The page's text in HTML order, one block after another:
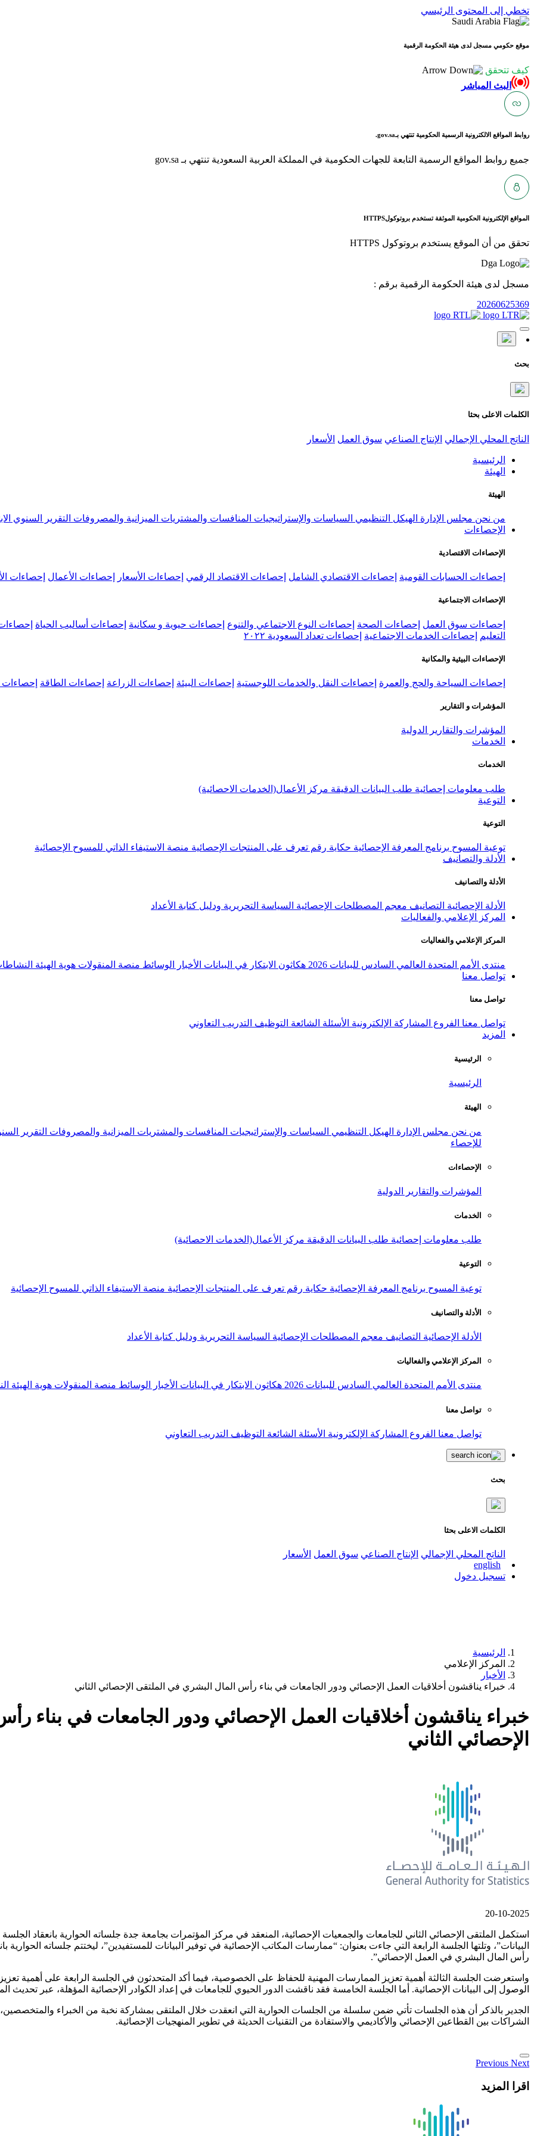
تخطي إلى المحتوى الرئيسي
موقع حكومي مسجل لدى هيئة الحكومة الرقمية
كيف تتحقق
البث المباشر
روابط المواقع الالكترونية الرسمية الحكومية تنتهي بـgov.sa.
جميع روابط المواقع الرسمية التابعة للجهات الحكومية في المملكة العربية السعودية تنتهي بـ gov.sa
المواقع الإلكترونية الحكومية الموثقة تستخدم بروتوكولHTTPS
تحقق من أن الموقع يستخدم بروتوكول HTTPS
مسجل لدى هيئة الحكومة الرقمية برقم :
20260625369
بحث
الكلمات الاعلى بحثا
الناتج المحلي الإجمالي الإنتاج الصناعي سوق العمل الأسعار
الرئيسية
الهيئة
الهيئة
من نحن مجلس الإدارة الهيكل التنظيمي السياسات والإستراتيجيات المنافسات والمشتريات الميزانية والمصروفات التقرير السنوي
الإحصاءات
الإحصاءات الاقتصادية
إحصاءات الحسابات القومية إحصاءات الاقتصادي الشامل إحصاءات الاقتصاد الرقمي إحصاءات الأسعار إحصاءات الأعمال إحصاءات
الإحصاءات الاجتماعية
إحصاءات سوق العمل إحصاءات الصحة إحصاءات النوع الاجتماعي والتنوع إحصاءات حيوية و سكانية إحصاءات أساليب الحياة
التعليم
إحصاءات الخدمات الاجتماعية إحصاءات تعداد السعودية ٢٠٢٢
الإحصاءات البيئية والمكانية
إحصاءات السياحة والحج والعمرة إحصاءات النقل والخدمات اللوجستية إحصاءات البيئة إحصاءات الزراعة إحصاءات الطاقة إحصاءات
المؤشرات و التقارير
المؤشرات والتقارير الدولية
الخدمات
الخدمات
طلب معلومات إحصائية طلب البيانات الدقيقة مركز الأعمال(الخدمات الاحصائية)
التوعية
التوعية
توعية المسوح برنامج المعرفة الإحصائية حكاية رقم تعرف على المنتجات الإحصائية منصة الاستيفاء الذاتي للمسوح الإحصائية
الأدلة والتصانيف
الأدلة والتصانيف
الأدلة الإحصائية التصانيف معجم المصطلحات الإحصائية السياسة التحريرية ودليل كتابة الأعداد
المركز الإعلامي والفعاليات
المركز الإعلامي والفعاليات
منتدى الأمم المتحدة العالمي السادس للبيانات 2026 هكاثون الابتكار في البيانات الأخبار الوسائط منصة المنقولات هوية الهيئة
تواصل معنا
تواصل معنا
تواصل معنا الفروع المشاركة الإلكترونية الأسئلة الشائعة التوظيف التدريب التعاوني
المزيد
الرئيسية
الرئيسية
الهيئة
من نحن مجلس الإدارة الهيكل التنظيمي السياسات والإستراتيجيات المنافسات والمشتريات الميزانية والمصروفات التقرير
للإحصاء
الإحصاءات
المؤشرات والتقارير الدولية
الخدمات
طلب معلومات إحصائية طلب البيانات الدقيقة مركز الأعمال(الخدمات الاحصائية)
التوعية
توعية المسوح برنامج المعرفة الإحصائية حكاية رقم تعرف على المنتجات الإحصائية منصة الاستيفاء الذاتي للمسوح الإحصائية
الأدلة والتصانيف
الأدلة الإحصائية التصانيف معجم المصطلحات الإحصائية السياسة التحريرية ودليل كتابة الأعداد
المركز الإعلامي والفعاليات
منتدى الأمم المتحدة العالمي السادس للبيانات 2026 هكاثون الابتكار في البيانات الأخبار الوسائط منصة المنقولات هوية الهيئة
تواصل معنا
تواصل معنا الفروع المشاركة الإلكترونية الأسئلة الشائعة التوظيف التدريب التعاوني
بحث
الكلمات الاعلى بحثا
الناتج المحلي الإجمالي الإنتاج الصناعي سوق العمل الأسعار
english
تسجيل دخول
الرئيسية
المركز الإعلامي
الأخبار
خبراء يناقشون أخلاقيات العمل الإحصائي ودور الجامعات في بناء رأس المال البشري في الملتقى الإحصائي الثاني
خبراء يناقشون أخلاقيات العمل الإحصائي ودور الجامعات في بناء
الإحصائي الثاني
20-10-2025
استكمل الملتقى الإحصائي الثاني للجامعات والجمعيات الإحصائية، المنعقد في مركز المؤتمرات بجامعة جدة جلساته الحوارية بانعقاد
البيانات”، وتلتها الجلسة الرابعة التي جاءت بعنوان: “ممارسات المكاتب الإحصائية في توفير البيانات للمستفيدين”، ليختتم جلساته
رأس المال البشري في العمل الإحصائي”.
واستعرضت الجلسة الثالثة أهمية تعزيز الممارسات المهنية للحفاظ على الخصوصية، فيما أكد المتحدثون في الجلسة الرابعة على أهمية
الوصول إلى البيانات الإحصائية. أما الجلسة الخامسة فقد ناقشت الدور الحيوي للجامعات في إعداد الكوادر الإحصائية المؤهلة، عبر تحديث
الجدير بالذكر أن هذه الجلسات تأتي ضمن سلسلة من الجلسات الحوارية التي انعقدت خلال الملتقى بمشاركة نخبة من الخبراء والمتخصصين،
الشراكات بين القطاعين الإحصائي والأكاديمي والاستفادة من التقنيات الحديثة في تطوير المنهجيات الإحصائية.
Previous Next
اقرا المزيد